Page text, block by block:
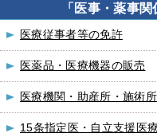
「医事・薬事
医療従事者等の免許
医薬品・医療機器の販売
医療機関・助産所・施術
15条指定医・自立支援医